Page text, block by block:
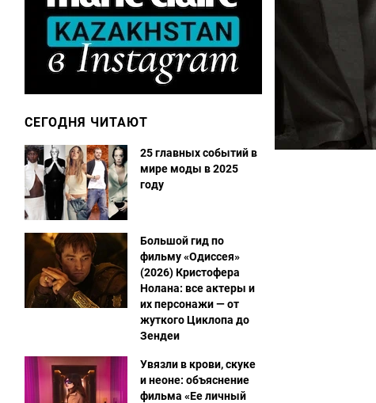
СЕГОДНЯ ЧИТАЮТ
25 главных событий в
мире моды в 2025
году
Большой гид по
фильму «Одиссея»
(2026) Кристофера
Нолана: все актеры и
их персонажи — от
жуткого Циклопа до
Зендеи
Увязли в крови, скуке
и неоне: объяснение
фильма «Ее личный